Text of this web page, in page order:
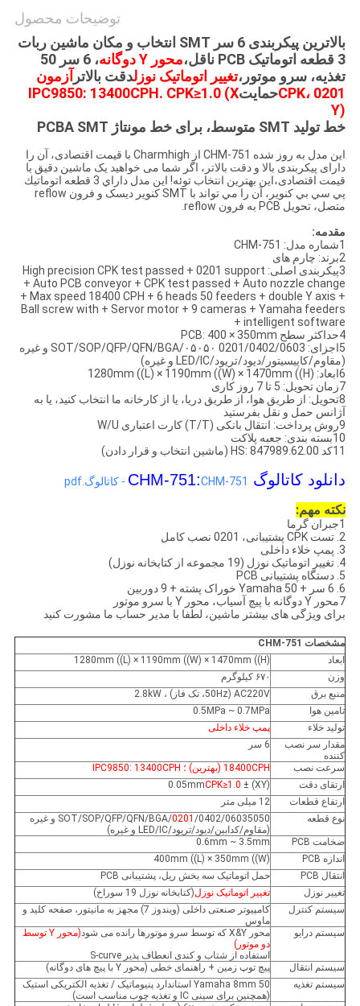
توضیحات محصول
بالاترین پیکربندی 6 سر SMT انتخاب و مکان ماشین ربات
3 قطعه اتوماتیک PCB ناقل،
محور Y دوگانه
، 6 سر 50
تغذیه، سرو موتور،تغییر اتوماتیک نوزلدقت بالاتر آزمون
CPK، 0201حمایتIPC9850: 13400CPH. CPK≥1.0 (X
Y)
خط تولید SMT متوسط، برای خط مونتاژ PCBA SMT
این مدل به روز شده CHM-751 از Charmhigh با قیمت اقتصادی، آن را
دارای پیکربندی بالا و دقت بالاتر، اگر شما می خواهید یک ماشین دقیق با
قیمت اقتصادی،اين بهترين انتخاب توئه! اين مدل داراي 3 قطعه اتوماتيك
پي سي بي کنوير، آن را مي تواند با SMT کنوير ديسک و فرون reflow
متصل، تحویل PCB به فرون reflow.
مقدمه:
1شماره مدل: CHM-751
2برند: چارم های
3پیکربندی اصلی: High precision CPK test passed + 0201 support
+ Auto PCB conveyor + CPK test passed + Auto nozzle change
+ Max speed 18400 CPH + 6 heads 50 feeders + double Y axis +
Ball screw with + Servor motor + 9 cameras + Yamaha feeders
+ intelligent software
4حداکثر سطح PCB: 400 × 350mm
5اجزای: 0201/0402/0603 ۰۵۰۵۰/SOT/SOP/QFP/QFN/BGA و غیره
(مقاوم/کاپیسیتور/دیود/تریود/LED/IC و غیره)
6ابعاد: 1280mm ((L) × 1190mm ((W) × 1470mm ((H)
7زمان تحویل: 5 تا 7 روز کاری
8تحویل: از طریق هوا، از طریق دریا، یا از کارخانه ما انتخاب کنید، یا به
آژانس حمل و نقل بفرستید
9روش پرداخت: انتقال بانکی (T/T) کارت اعتباری W/U
10بسته بندی: جعبه پلاکت
11کد HS: 847989.62.00 (ماشين انتخاب و قرار دادن)
دانلود کاتالوگ CHM-751: CHM-751 - کاتالوگ.pdf
نکته مهم:
1جبران گرما
2. تست CPK پشتیبانی، 0201 نصب کامل
3. پمپ خلاء داخلی
4. تغییر اتوماتیک نوزل (19 مجموعه از کتابخانه نوزل)
5. دستگاه پشتیبانی PCB
6. 6 سر + 50 Yamaha خوراک پشته + 9 دوربین
7محور Y دوگانه با پیچ آسیاب، محور Y با سرو موتور
برای ویژگی های بیشتر ماشین، لطفا با مدیر حساب ما مشورت کنید
مشخصات CHM-751
ابعاد
1280mm ((L) × 1190mm ((W) × 1470mm ((H)
وزن
۶۷۰ کیلوگرم
منبع برق
AC220V (50Hz، تک فاز) ، 2.8kW
تامین هوا
0.5MPa ~ 0.7MPa
تولید خلاء
پمپ خلاء داخلی
مقدار سر نصب
کننده
6 سر
سرعت نصب
18400CPH (بهترین) ؛ IPC9850: 13400CPH
ارتقای دقت
(XY) ± 0.05mm
CPK≥1.0
ارتفاع قطعات
12 میلی متر
نوع قطعه
0201/0402/06035050/SOT/SOP/QFP/QFN/BGA و غیره
(مقاوم/کدابین/دیود/تریود/LED/IC و غیره)
ضخامت PCB
0.6mm ~ 3.5mm
اندازه PCB
400mm ((L) × 350mm ((W)
انتقال PCB
حمل اتوماتیک سه بخش ریل، پشتیبانی PCB
تغییر نوزل
تغییر اتوماتیک نوزل(کتابخانه نوزل 19 سوراخ)
سیستم کنترل
کامپیوتر صنعتی داخلی (ویندوز 7) مجهز به مانیتور، صفحه کلید و
ماوس
سیستم درایو
محور X&Y که توسط سرو موتورها رانده می شود
(محور Y توسط
دو موتور)
استفاده از شتاب و کندی انعطاف پذیر S-curve
سیستم انتقال
پیچ توپ زمین + راهنمای خطی (محور Y با پیچ های دوگانه)
سیستم تغذیه
50 Yamaha 8mm استاندارد پنیوماتیک / تغذیه الکتریکی استیک
(همچنین برای سینی IC و تغذیه چوب مناسب است)